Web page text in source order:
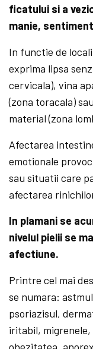
ficatului si a
manie,
In functie de
exprima lipsa
cervicala), vina
(zona toracala)
material (zona
Afectarea
emotionale
sau situatii care
afectarea
In plamani se
nivelul pielii se
afectiune.
Printre cel mai
se numara:
psoriazisul,
iritabil,